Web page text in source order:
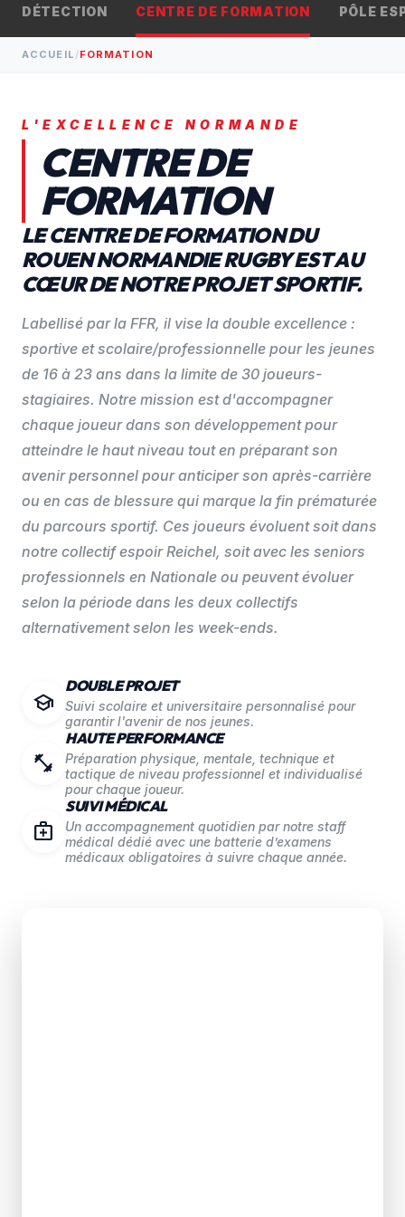
BILLETTERIEarrow_outward
CONTACT
DÉTECTION CENTRE DE FORMATION PÔLE
ACCUEIL /FORMATION
L'EXCELLENCE NORMANDE
CENTRE DE
FORMATION
LE CENTRE DE FORMATION DU
ROUEN NORMANDIE RUGBY EST AU
CŒUR DE NOTRE PROJET SPORTIF.
Labellisé par la FFR, il vise la double excellence :
sportive et scolaire/professionnelle pour les jeunes
de 16 à 23 ans dans la limite de 30 joueurs-
stagiaires. Notre mission est d'accompagner
chaque joueur dans son développement pour
atteindre le haut niveau tout en préparant son
avenir personnel pour anticiper son après-carrière
ou en cas de blessure qui marque la fin prématurée
du parcours sportif. Ces joueurs évoluent soit dans
notre collectif espoir Reichel, soit avec les seniors
professionnels en Nationale ou peuvent évoluer
selon la période dans les deux collectifs
alternativement selon les week-ends.
school
DOUBLE PROJET
Suivi scolaire et universitaire personnalisé pour
garantir l'avenir de nos jeunes.
fitness_center
HAUTE PERFORMANCE
Préparation physique, mentale, technique et
tactique de niveau professionnel et individualisé
pour chaque joueur.
medical_services
SUIVI MÉDICAL
Un accompagnement quotidien par notre staff
médical dédié avec une batterie d’examens
médicaux obligatoires à suivre chaque année.